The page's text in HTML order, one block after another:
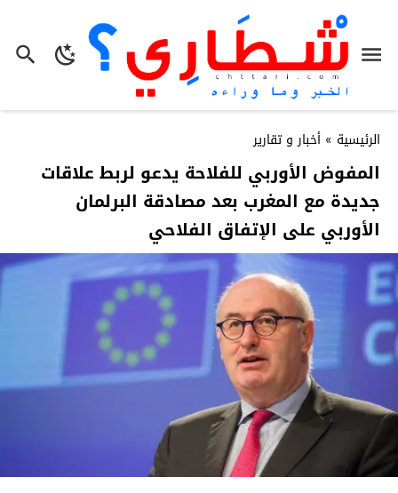
الرئيسية » أخبار و تقارير
المفوض الأوربي للفلاحة يدعو لربط علاقات
جديدة مع المغرب بعد مصادقة البرلمان
الأوربي على الإتفاق الفلاحي